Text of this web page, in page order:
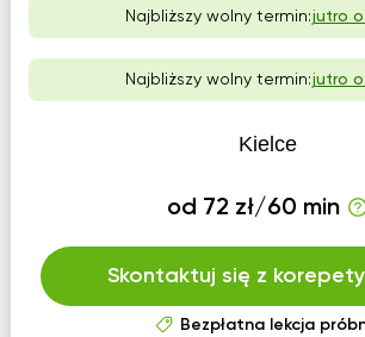
Najbliższy wolny termin:jutro o
Najbliższy wolny termin:jutro o
Kielce
od 72 zł/60 min
Skontaktuj się z
Bezpłatna lekcja